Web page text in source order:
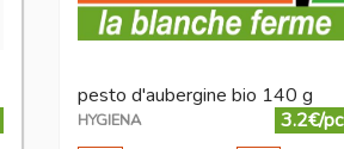
pesto d'aubergine bio 140 g
HYGIENA
3.2€/pc